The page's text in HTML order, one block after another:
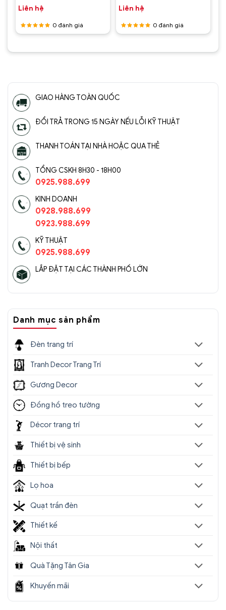
Đèn Tường Trang Trí Hiện Đại
SC036- ĐTHĐ(3)
SC036- ĐTHĐ(4)
Đèn Tường Trang Trí Hiện Đại
SC036- ĐTHĐ(5)
Địa chỉ nào bán
giá rẻ tốt nhất?
Sencomlà địa chỉ bánđèn chùm decor trang
Liên hệ
Được
55 sao
0 đánh giá
Liên hệ
Được
55 sao
0 đánh giá
GIAO HÀNG TOÀN QUỐC
ĐỔI TRẢ TRONG 15 NGÀY NẾU LỖI KỸ THUẬT
THANH TOÁN TẠI NHÀ HOẶC QUA THẺ
TỔNG CSKH 8H30 - 18H00
0925.988.699
KINH DOANH
0928.988.699
0923.988.699
KỸ THUẬT
0925.988.699
LẮP ĐẶT TẠI CÁC THÀNH PHỐ LỚN
Danh mục sản phẩm
Đèn trang trí
Tranh Decor Trang Trí
Gương Decor
Đồng hồ treo tường
Décor trang trí
Thiết bị vệ sinh
Thiết bị bếp
Lọ hoa
Quạt trần đèn
Thiết kế
Nội thất
Quà Tặng Tân Gia
Khuyến mãi